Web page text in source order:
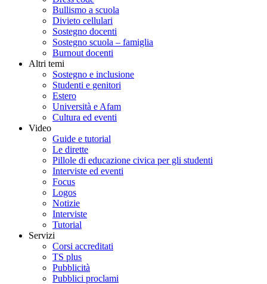
Bullismo a scuola
Divieto cellulari
Sostegno docenti
Sostegno scuola – famiglia
Burnout docenti
Altri temi
Sostegno e inclusione
Studenti e genitori
Estero
Università e Afam
Cultura ed eventi
Video
Guide e tutorial
Le dirette
Pillole di educazione civica per gli studenti
Interviste ed eventi
Focus
Logos
Notizie
Interviste
Tutorial
Servizi
Corsi accreditati
TS plus
Pubblicità
Pubblici proclami